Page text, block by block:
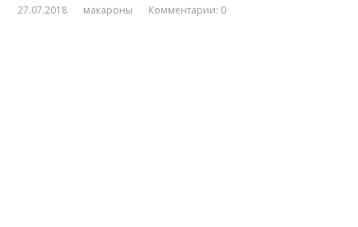
27.07.2018 макароны Комментарии: 0